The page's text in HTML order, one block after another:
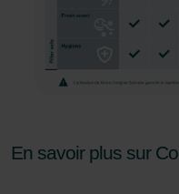
Pour plus de détails,
connaissance de notre
Zehnder Group België
En savoir plus sur